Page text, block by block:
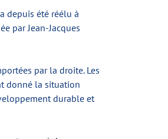
depuis été réélu à
par Jean-Jacques
par la droite. Les
donné la situation
durable et